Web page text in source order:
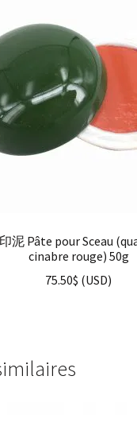
泥 Pâte pour Sceau
cinabre rouge) 50g
75.50$ (USD)